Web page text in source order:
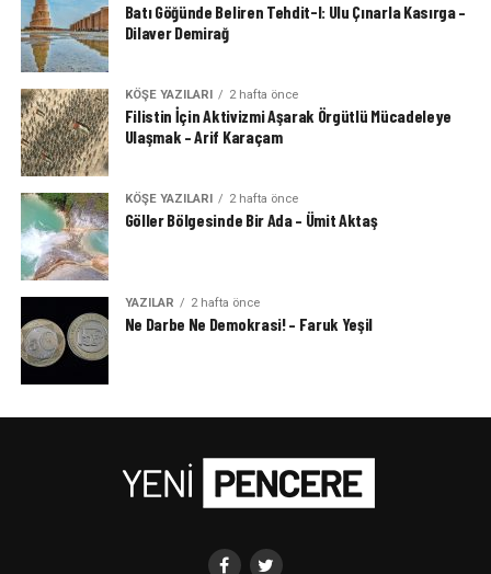
Batı Göğünde Beliren Tehdit-I: Ulu Çınarla Kasırga –
Dilaver Demirağ
KÖŞE YAZILARI 2 hafta önce
Filistin İçin Aktivizmi Aşarak Örgütlü Mücadeleye
Ulaşmak – Arif Karaçam
KÖŞE YAZILARI 2 hafta önce
Göller Bölgesinde Bir Ada – Ümit Aktaş
YAZILAR 2 hafta önce
Ne Darbe Ne Demokrasi! – Faruk Yeşil